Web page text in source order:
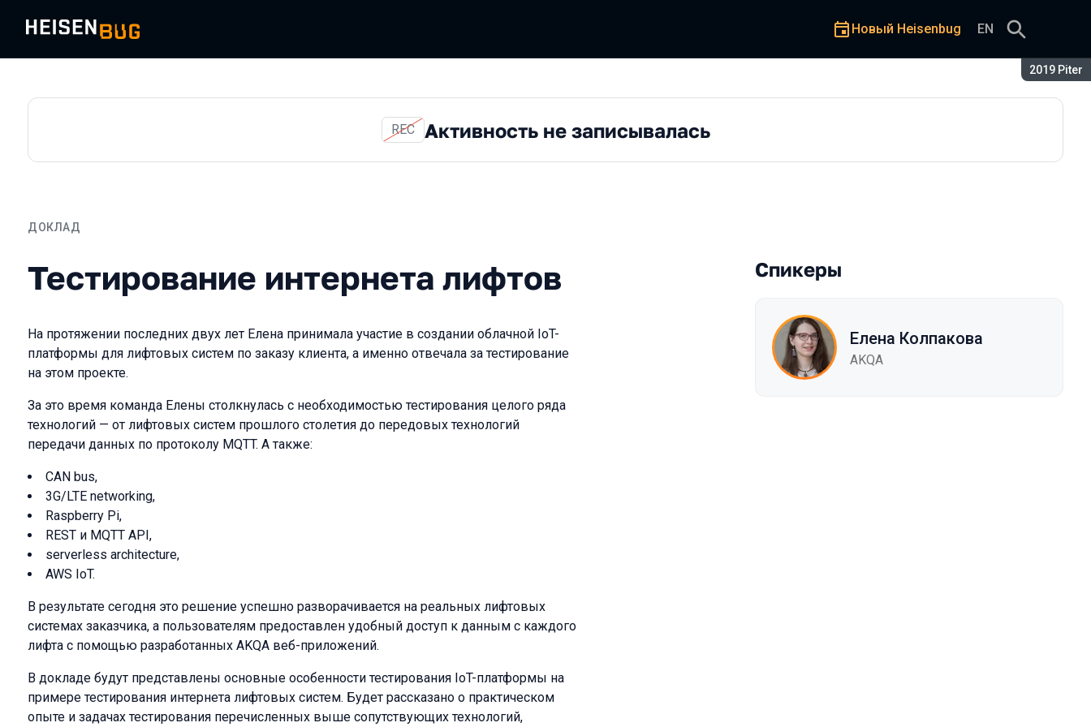
Сезон:
2019 Piter
Новый Heisenbug EN
REC Активность не записывалась
ДОКЛАД
Тестирование интернета лифтов
Тестирование интернета лифтов
На протяжении последних двух лет Елена принимала участие в создании облачной IoT-
платформы для лифтовых систем по заказу клиента, а именно отвечала за тестирование
на этом проекте.
За это время команда Елены столкнулась с необходимостью тестирования целого ряда
технологий — от лифтовых систем прошлого столетия до передовых технологий
передачи данных по протоколу MQTT. А также:
CAN bus,
3G/LTE networking,
Raspberry Pi,
REST и MQTT API,
serverless architecture,
AWS IoT.
В результате сегодня это решение успешно разворачивается на реальных лифтовых
системах заказчика, а пользователям предоставлен удобный доступ к данным с каждого
лифта с помощью разработанных AKQA веб-приложений.
В докладе будут представлены основные особенности тестирования IoT-платформы на
примере тестирования интернета лифтовых систем. Будет рассказано о практическом
опыте и задачах тестирования перечисленных выше сопутствующих технологий,
Спикеры
Елена Колпакова
AKQA